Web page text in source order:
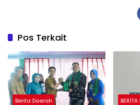
Pos Terkait
Berita Daerah BERITA